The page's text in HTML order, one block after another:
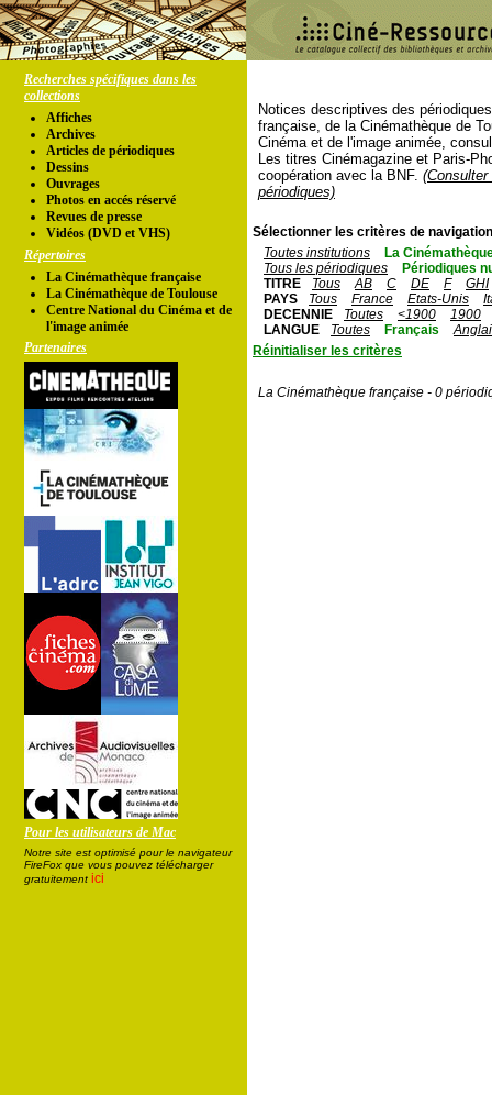
Recherches spécifiques dans les
collections
Affiches
Archives
Articles de périodiques
Dessins
Ouvrages
Photos en accés réservé
Revues de presse
Vidéos (DVD et VHS)
Répertoires
La Cinémathèque française
La Cinémathèque de Toulouse
Centre National du Cinéma et de
l'image animée
Partenaires
Pour les utilisateurs de Mac
Notre site est optimisé pour le navigateur
FireFox que vous pouvez télécharger
gratuitement ici
Notices descriptives des
française, de la Cinémathèque de
Cinéma et de l'image animée,
Les titres Cinémagazine et Paris-
coopération avec la BNF.
périodiques)
Sélectionner les critères de
Toutes institutions
La
Tous les périodiques
Périodiques
TITRE
Tous AB C DE F
GHI
PAYS
Tous France Etats-Unis
DECENNIE
Toutes <1900
1900
LANGUE
Toutes Français
Réinitialiser les critères
La Cinémathèque française - 0